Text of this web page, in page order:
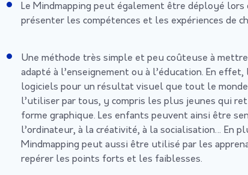
Le Mindmapping peut également être déployé lors
présenter les compétences et les expériences de
Une méthode très simple et peu coûteuse à
adapté à l’enseignement ou à l’éducation. En
logiciels pour un résultat visuel que tout le
l’utiliser par tous, y compris les plus jeunes qui
forme graphique. Les enfants peuvent ainsi être
l’ordinateur, à la créativité, à la socialisation… En
Mindmapping peut aussi être utilisé par les
repérer les points forts et les faiblesses.